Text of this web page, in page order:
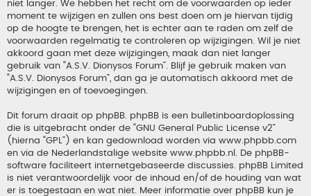
niet langer. We hebben het recht om de voorwaarden op ieder
moment te wijzigen en zullen ons best doen om je hiervan tijdig
op de hoogte te brengen, het is echter aan te raden om zelf de
voorwaarden regelmatig te controleren op wijzigingen. Wil je niet
akkoord gaan met deze wijzigingen, maak dan niet langer
gebruik van “A.S.V. Dionysos Forum”. Blijf je gebruik maken van
“A.S.V. Dionysos Forum”, dan ga je automatisch akkoord met de
wijzigingen en of toevoegingen.
Dit forum draait op phpBB. phpBB is een bulletinboardoplossing
die is uitgebracht onder de “GNU General Public License v2”
(hierna “GPL”) en kan gedownload worden via www.phpbb.com
en via de Nederlandstalige website www.phpbb.nl . De phpBB-
software faciliteert internetgebaseerde discussies. phpBB Limited
is niet verantwoordelijk voor de inhoud en/of de houding van wat
er is toegestaan en wat niet. Meer informatie over phpBB kun je